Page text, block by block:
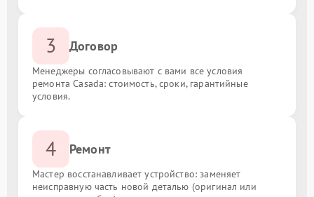
3 Договор
Менеджеры согласовывают с вами все условия
ремонта Casada: стоимость, сроки, гарантийные
условия.
4 Ремонт
Мастер восстанавливает устройство: заменяет
неисправную часть новой деталью (оригинал или